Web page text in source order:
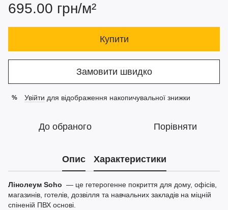
695.00 грн/м²
Купити
Замовити швидко
% Увійти для відображення накопичувальної знижки
До обраного Порівняти
Опис Характеристики
Лінолеум Soho — це гетерогенне покриття для дому, офісів,
магазинів, готелів, дозвілля та навчальних закладів на міцній
спіненій ПВХ основі.